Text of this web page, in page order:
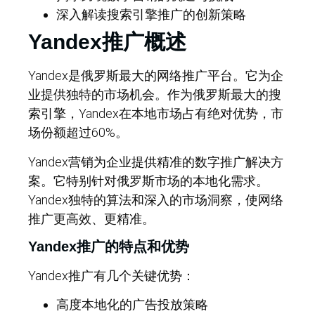
深入解读搜索引擎推广的创新策略
Yandex推广概述
Yandex是俄罗斯最大的网络推广平台。它为企
业提供独特的市场机会。作为俄罗斯最大的搜
索引擎，Yandex在本地市场占有绝对优势，市
场份额超过60%。
Yandex营销为企业提供精准的数字推广解决方
案。它特别针对俄罗斯市场的本地化需求。
Yandex独特的算法和深入的市场洞察，使网络
推广更高效、更精准。
Yandex推广的特点和优势
Yandex推广有几个关键优势：
高度本地化的广告投放策略